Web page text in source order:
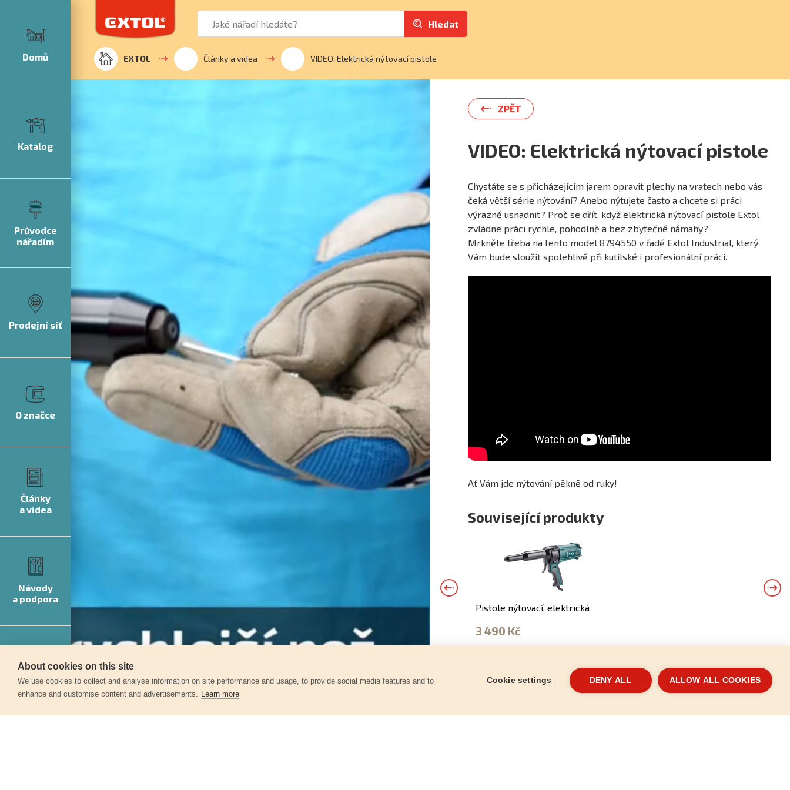
Domů
Katalog
Průvodce
nářadím
Prodejní síť
O značce
Články
a videa
Návody
a podpora
Servis
Hledat
EXTOL Články a videa VIDEO: Elektrická nýtovací pistole
ZPĚT
VIDEO: Elektrická nýtovací pistole
Chystáte se s přicházejícím jarem opravit plechy na vratech nebo vás
čeká větší série nýtování? Anebo nýtujete často a chcete si práci
výrazně usnadnit? Proč se dřít, když elektrická nýtovací pistole Extol
zvládne práci rychle, pohodlně a bez zbytečné námahy?
Mrkněte třeba na tento model 8794550 v řadě Extol Industrial, který
Vám bude sloužit spolehlivě při kutilské i profesionální práci.
Ať Vám jde nýtování pěkně od ruky!
Související produkty
Pistole nýtovací, elektrická
3 490 Kč
About cookies on this site
We use cookies to collect and analyse information on site performance and usage, to provide social media features and to
enhance and customise content and advertisements. Learn more
Cookie settings DENY ALL ALLOW ALL COOKIES